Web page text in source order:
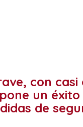
con casi
un
de